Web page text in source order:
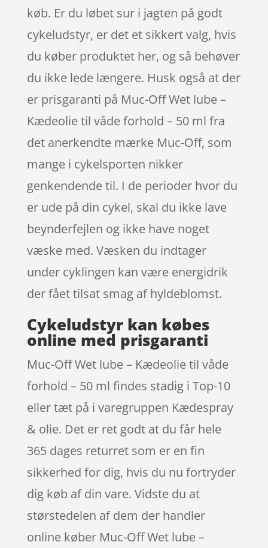
køb. Er du løbet sur i jagten på godt
cykeludstyr, er det et sikkert valg, hvis
du køber produktet her, og så behøver
du ikke lede længere. Husk også at der
er prisgaranti på Muc-Off Wet lube –
Kædeolie til våde forhold – 50 ml fra
det anerkendte mærke Muc-Off, som
mange i cykelsporten nikker
genkendende til. I de perioder hvor du
er ude på din cykel, skal du ikke lave
beynderfejlen og ikke have noget
væske med. Væsken du indtager
under cyklingen kan være energidrik
der fået tilsat smag af hyldeblomst.
Cykeludstyr kan købes
online med prisgaranti
Muc-Off Wet lube – Kædeolie til våde
forhold – 50 ml findes stadig i Top-10
eller tæt på i varegruppen Kædespray
& olie. Det er ret godt at du får hele
365 dages returret som er en fin
sikkerhed for dig, hvis du nu fortryder
dig køb af din vare. Vidste du at
størstedelen af dem der handler
online køber Muc-Off Wet lube –